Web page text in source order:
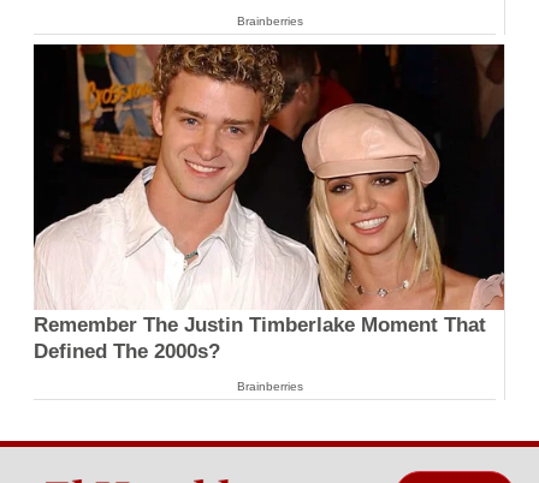
Brainberries
Remember The Justin Timberlake Moment That
Defined The 2000s?
Brainberries